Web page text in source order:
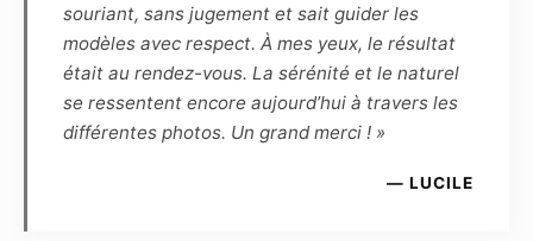
public ou privé, galerie, salon, concours, etc.).
Le modèle ne pourra exiger aucun partage des
éventuels gains ou prix remportés en cas de
présentation par le photographe des photos
qu’il aura réalisées ou retouchées à un
– Le modèle conserve une liberté d’utilisation
souriant, sans jugement et sait guider les
modèles avec respect. À mes yeux, le résultat
était au rendez-vous. La sérénité et le naturel
se ressentent encore aujourd’hui à travers les
différentes photos. Un grand merci ! »
— LUCILE